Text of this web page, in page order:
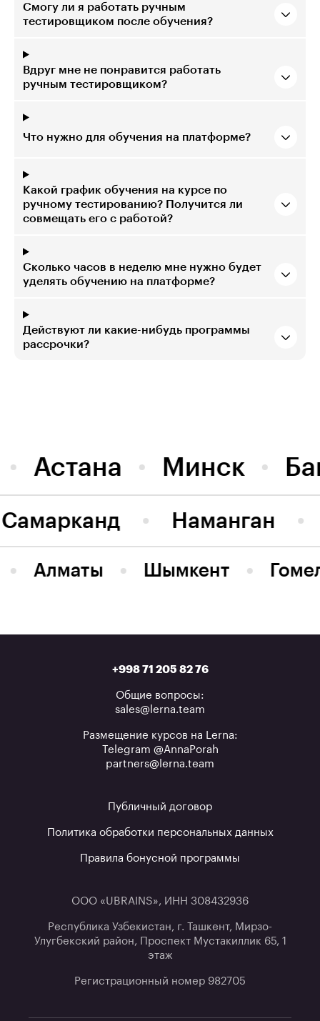
Смогу ли я работать ручным
тестировщиком после обучения?
Вдруг мне не понравится работать
ручным тестировщиком?
Что нужно для обучения на платформе?
Какой график обучения на курсе по
ручному тестированию? Получится ли
совмещать его с работой?
Сколько часов в неделю мне нужно будет
уделять обучению на платформе?
Действуют ли какие-нибудь программы
рассрочки?
Астана Минск
Наманган
Самарканд
Алматы Шымкент
+998 71 205 82 76
Общие вопросы:
sales@lerna.team
Размещение курсов на Lerna:
Telegram @AnnaPorah
partners@lerna.team
Публичный договор
Политика обработки персональных данных
Правила бонусной программы
ООО «UBRAINS», ИНН 308432936
Республика Узбекистан, г. Ташкент, Мирзо-
Улугбекский район, Проспект Мустакиллик 65, 1
этаж
Регистрационный номер 982705